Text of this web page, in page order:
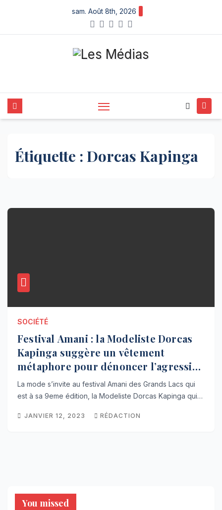
content
sam. Août 8th, 2026
Étiquette : Dorcas Kapinga
SOCIÉTÉ
Festival Amani : la Modeliste Dorcas
Kapinga suggère un vêtement
métaphore pour dénoncer l’agression
rwandaise(interview)
La mode s’invite au festival Amani des Grands Lacs qui
est à sa 9eme édition, la Modeliste Dorcas Kapinga qui…
JANVIER 12, 2023 RÉDACTION
You missed